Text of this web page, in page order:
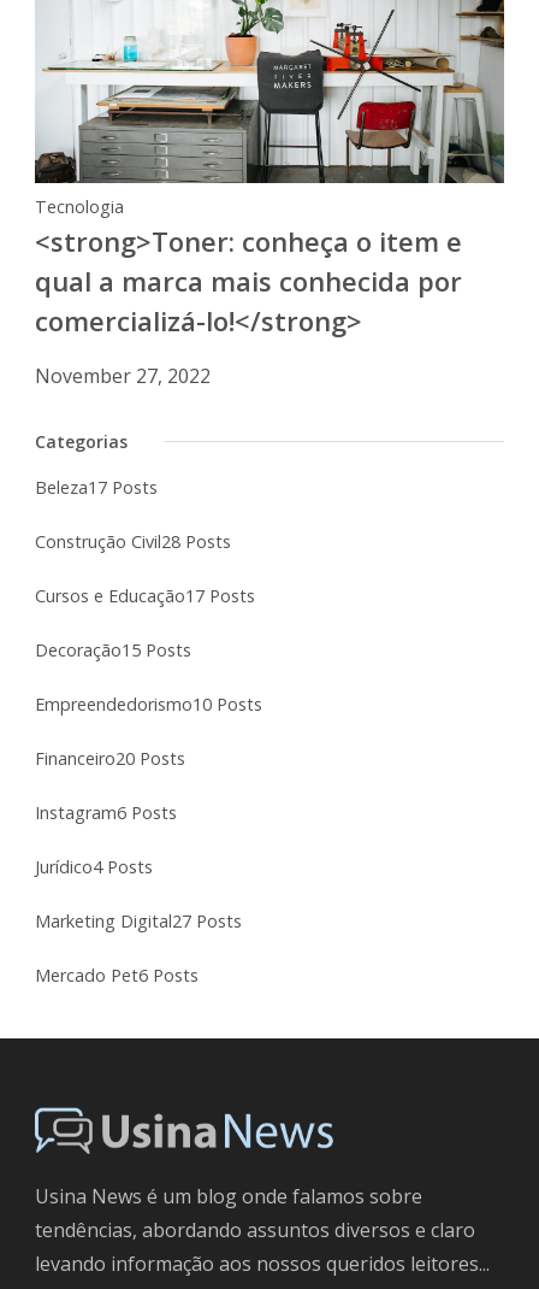
Tecnologia
<strong>Toner: conheça o item e
qual a marca mais conhecida por
comercializá-lo!</strong>
November 27, 2022
Categorias
Beleza17 Posts
Construção Civil28 Posts
Cursos e Educação17 Posts
Decoração15 Posts
Empreendedorismo10 Posts
Financeiro20 Posts
Instagram6 Posts
Jurídico4 Posts
Marketing Digital27 Posts
Mercado Pet6 Posts
Usina News é um blog onde falamos sobre
tendências, abordando assuntos diversos e claro
levando informação aos nossos queridos leitores...